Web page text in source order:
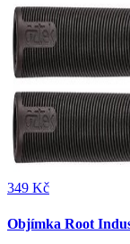
349 Kč
Objímka Root